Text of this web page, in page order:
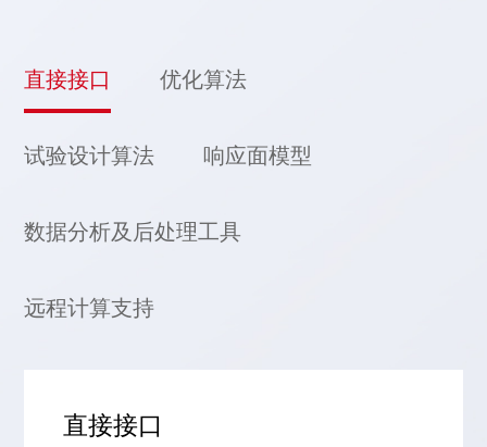
直接接口 优化算法
试验设计算法 响应面模型
数据分析及后处理工具
远程计算支持
直接接口